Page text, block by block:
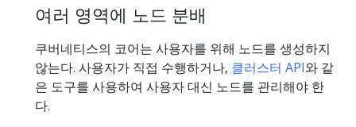
여러 영역에 노드 분배
쿠버네티스의 코어는 사용자를 위해 노드를 생성하지
않는다. 사용자가 직접 수행하거나, 클러스터 API와 같
은 도구를 사용하여 사용자 대신 노드를 관리해야 한
다.